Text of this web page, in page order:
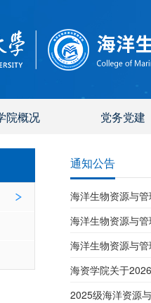
院概况 党务党建
通知公告
海洋生物资源与
海洋生物资源与
海洋生物资源与
海资学院关于
2025级海洋资源